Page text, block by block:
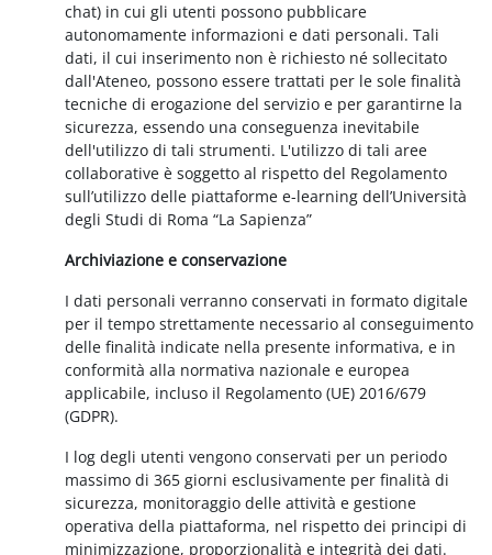
chat) in cui gli utenti possono pubblicare
autonomamente informazioni e dati personali. Tali
dati, il cui inserimento non è richiesto né sollecitato
dall'Ateneo, possono essere trattati per le sole finalità
tecniche di erogazione del servizio e per garantirne la
sicurezza, essendo una conseguenza inevitabile
dell'utilizzo di tali strumenti. L'utilizzo di tali aree
collaborative è soggetto al rispetto del Regolamento
sull’utilizzo delle piattaforme e-learning dell’Università
degli Studi di Roma “La Sapienza”
Archiviazione e conservazione
I dati personali verranno conservati in formato digitale
per il tempo strettamente necessario al conseguimento
delle finalità indicate nella presente informativa, e in
conformità alla normativa nazionale e europea
applicabile, incluso il Regolamento (UE) 2016/679
(GDPR).
I log degli utenti vengono conservati per un periodo
massimo di 365 giorni esclusivamente per finalità di
sicurezza, monitoraggio delle attività e gestione
operativa della piattaforma, nel rispetto dei principi di
minimizzazione, proporzionalità e integrità dei dati.